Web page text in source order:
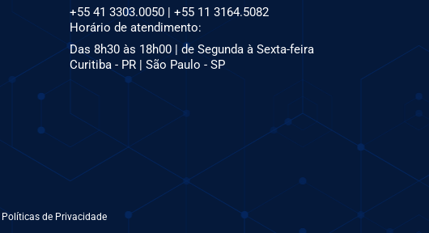
+55 41 3303.0050 | +55 11 3164.5082
Horário de atendimento:
Das 8h30 às 18h00 | de Segunda à Sexta-feira
Curitiba - PR | São Paulo - SP
de Privacidade